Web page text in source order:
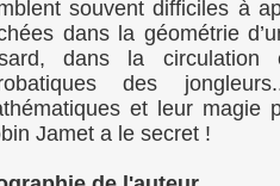
souvent difficiles à
dans la géométrie
dans la
des
et leur magie
Jamet a le secret !